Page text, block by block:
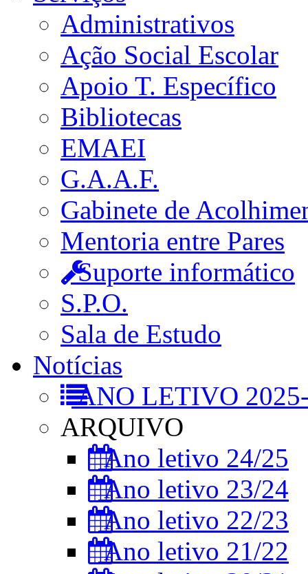
Administrativos
Ação Social Escolar
Apoio T. Específico
Bibliotecas
EMAEI
G.A.A.F.
Gabinete de
Mentoria entre Pares
Suporte informático
S.P.O.
Sala de Estudo
Notícias
ANO LETIVO
ARQUIVO
Ano letivo 24/25
Ano letivo 23/24
Ano letivo 22/23
Ano letivo 21/22